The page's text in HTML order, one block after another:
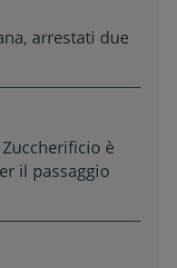
arrestati due
è
il passaggio